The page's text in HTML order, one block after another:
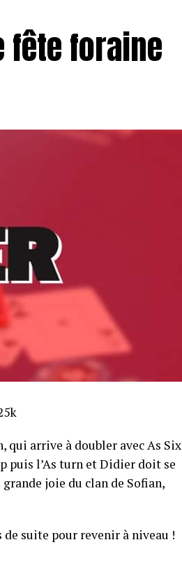
fête foraine
qui arrive à doubler avec As Six
puis l’As turn et Didier doit se
joie du clan de Sofian,
suite pour revenir à niveau !